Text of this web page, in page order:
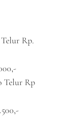
Rp.
Telur Rp